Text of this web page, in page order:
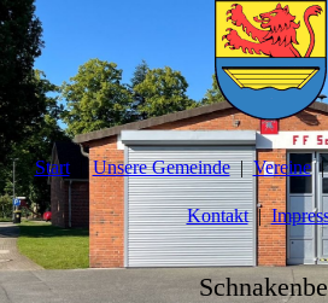
Start Unsere Gemeinde Vereine
Kontakt